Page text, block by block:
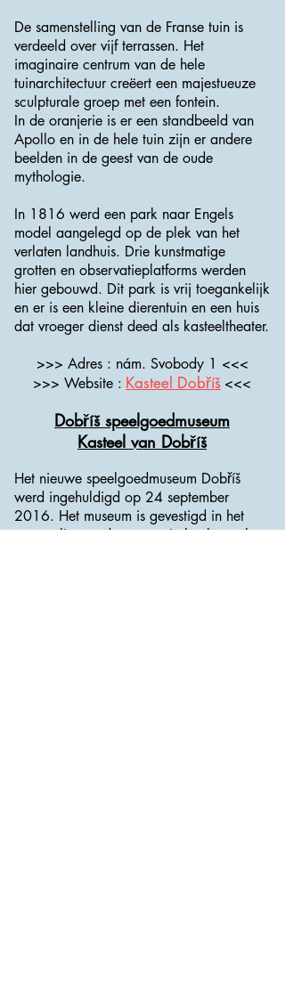
De samenstelling van de Franse tuin is
verdeeld over vijf terrassen. Het
imaginaire centrum van de hele
tuinarchitectuur creëert een majestueuze
sculpturale groep met een fontein.
In de oranjerie is er een standbeeld van
Apollo en in de hele tuin zijn er andere
beelden in de geest van de oude
mythologie.
In 1816 werd een park naar Engels
model aangelegd op de plek van het
verlaten landhuis. Drie kunstmatige
grotten en observatieplatforms werden
hier gebouwd. Dit park is vrij toegankelijk
en er is een kleine dierentuin en een huis
dat vroeger dienst deed als kasteeltheater.
>>> Adres : nám. Svobody 1 <<<
>>> Website : Kasteel Dobříš <<<
Dobříš speelgoedmuseum
Kasteel van Dobříš
Het nieuwe speelgoedmuseum Dobříš
werd ingehuldigd op 24 september
2016. Het museum is gevestigd in het
voormalige stadsmuseum in het kasteel